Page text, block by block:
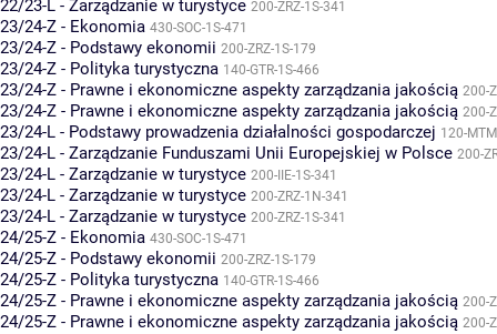
22/23-L - Zarządzanie w turystyce 200-ZRZ-1S-341
23/24-Z - Ekonomia 430-SOC-1S-471
23/24-Z - Podstawy ekonomii 200-ZRZ-1S-179
23/24-Z - Polityka turystyczna 140-GTR-1S-466
23/24-Z - Prawne i ekonomiczne aspekty zarządzania jakością 200-
23/24-Z - Prawne i ekonomiczne aspekty zarządzania jakością 200-
23/24-L - Podstawy prowadzenia działalności gospodarczej 120-
23/24-L - Zarządzanie Funduszami Unii Europejskiej w Polsce 200-
23/24-L - Zarządzanie w turystyce 200-IIE-1S-341
23/24-L - Zarządzanie w turystyce 200-ZRZ-1N-341
23/24-L - Zarządzanie w turystyce 200-ZRZ-1S-341
24/25-Z - Ekonomia 430-SOC-1S-471
24/25-Z - Podstawy ekonomii 200-ZRZ-1S-179
24/25-Z - Polityka turystyczna 140-GTR-1S-466
24/25-Z - Prawne i ekonomiczne aspekty zarządzania jakością 200-
24/25-Z - Prawne i ekonomiczne aspekty zarządzania jakością 200-